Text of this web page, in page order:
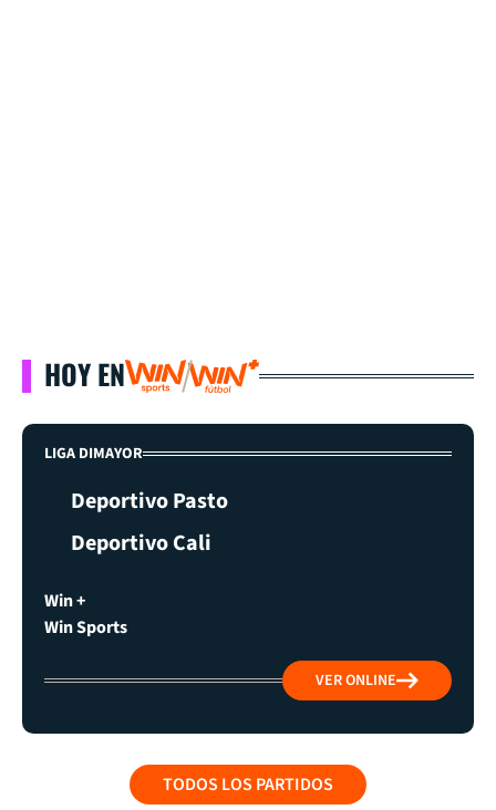
HOY EN
LIGA DIMAYOR
Deportivo Pasto
Deportivo Cali
Win +
Win Sports
VER ONLINE
TODOS LOS PARTIDOS